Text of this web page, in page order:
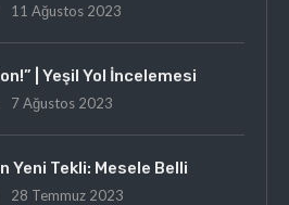
11 Ağustos 2023
| Yeşil Yol İncelemesi
7 Ağustos 2023
Yeni Tekli: Mesele Belli
28 Temmuz 2023